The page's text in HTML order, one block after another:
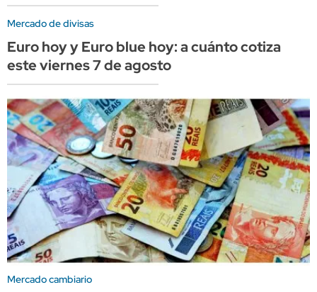
Mercado de divisas
Euro hoy y Euro blue hoy: a cuánto cotiza
este viernes 7 de agosto
Mercado cambiario